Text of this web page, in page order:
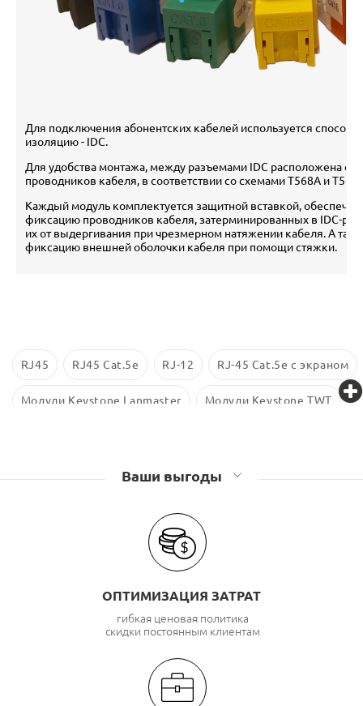
Для подключения абонентских кабелей используется способ
изоляцию - IDC.
Для удобства монтажа, между разъемами IDC расположена
проводников кабеля, в соответствии со схемами T568A и
Каждый модуль комплектуется защитной вставкой,
фиксацию проводников кабеля, затерминированных в IDC-
их от выдергивания при чрезмерном натяжении кабеля. А
фиксацию внешней оболочки кабеля при помощи стяжки.
RJ45 RJ45 Cat.5е RJ-12 RJ-45 Cat.5e с экраном
Модули Keystone Lanmaster Модули Keystone TWT
Ваши выгоды
ОПТИМИЗАЦИЯ ЗАТРАТ
гибкая ценовая политика
скидки постоянным клиентам